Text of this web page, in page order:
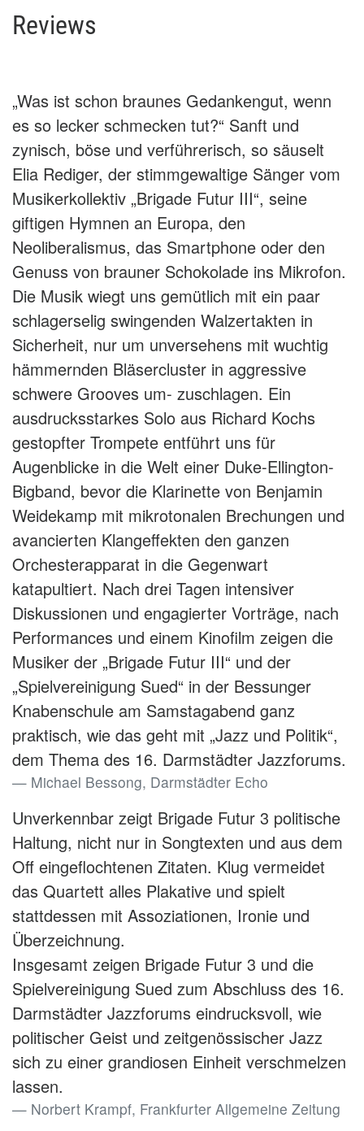
Reviews
„Was ist schon braunes Gedankengut, wenn
es so lecker schmecken tut?“ Sanft und
zynisch, böse und verführerisch, so säuselt
Elia Rediger, der stimmgewaltige Sänger vom
Musikerkollektiv „Brigade Futur III“, seine
giftigen Hymnen an Europa, den
Neoliberalismus, das Smartphone oder den
Genuss von brauner Schokolade ins Mikrofon.
Die Musik wiegt uns gemütlich mit ein paar
schlagerselig swingenden Walzertakten in
Sicherheit, nur um unversehens mit wuchtig
hämmernden Bläsercluster in aggressive
schwere Grooves um- zuschlagen. Ein
ausdrucksstarkes Solo aus Richard Kochs
gestopfter Trompete entführt uns für
Augenblicke in die Welt einer Duke-Ellington-
Bigband, bevor die Klarinette von Benjamin
Weidekamp mit mikrotonalen Brechungen und
avancierten Klangeffekten den ganzen
Orchesterapparat in die Gegenwart
katapultiert. Nach drei Tagen intensiver
Diskussionen und engagierter Vorträge, nach
Performances und einem Kinofilm zeigen die
Musiker der „Brigade Futur III“ und der
„Spielvereinigung Sued“ in der Bessunger
Knabenschule am Samstagabend ganz
praktisch, wie das geht mit „Jazz und Politik“,
dem Thema des 16. Darmstädter Jazzforums.
Michael Bessong, Darmstädter Echo
Unverkennbar zeigt Brigade Futur 3 politische
Haltung, nicht nur in Songtexten und aus dem
Off eingeflochtenen Zitaten. Klug vermeidet
das Quartett alles Plakative und spielt
stattdessen mit Assoziationen, Ironie und
Überzeichnung.
Insgesamt zeigen Brigade Futur 3 und die
Spielvereinigung Sued zum Abschluss des 16.
Darmstädter Jazzforums eindrucksvoll, wie
politischer Geist und zeitgenössischer Jazz
sich zu einer grandiosen Einheit verschmelzen
lassen.
Norbert Krampf, Frankfurter Allgemeine Zeitung